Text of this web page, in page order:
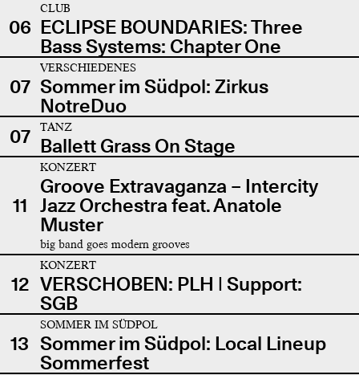
06
CLUB
ECLIPSE BOUNDARIES: Three
Bass Systems: Chapter One
07
VERSCHIEDENES
Sommer im Südpol: Zirkus
NotreDuo
07
TANZ
Ballett Grass On Stage
11
KONZERT
Groove Extravaganza – Intercity
Jazz Orchestra feat. Anatole
Muster
big band goes modern grooves
12
KONZERT
VERSCHOBEN: PLH | Support:
SGB
13
SOMMER IM SÜDPOL
Sommer im Südpol: Local Lineup
Sommerfest